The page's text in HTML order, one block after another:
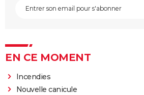
EN CE MOMENT
Incendies
Nouvelle canicule